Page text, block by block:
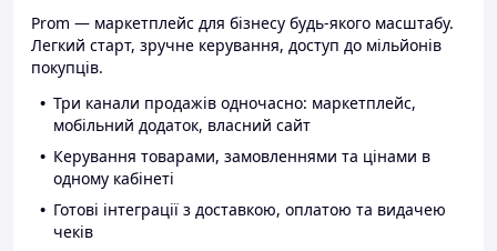
Prom — маркетплейс для бізнесу будь-якого масштабу.
Легкий старт, зручне керування, доступ до мільйонів
покупців.
Три канали продажів одночасно: маркетплейс,
мобільний додаток, власний сайт
Керування товарами, замовленнями та цінами в
одному кабінеті
Готові інтеграції з доставкою, оплатою та видачею
чеків